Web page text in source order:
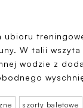
ubioru
W talii wszyta
wodzie z
szorty baletowe